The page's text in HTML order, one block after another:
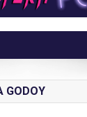
GODOY